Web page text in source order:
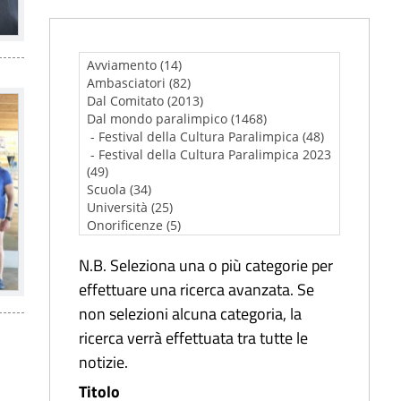
N.B. Seleziona una o più categorie per
effettuare una ricerca avanzata. Se
non selezioni alcuna categoria, la
ricerca verrà effettuata tra tutte le
notizie.
Titolo